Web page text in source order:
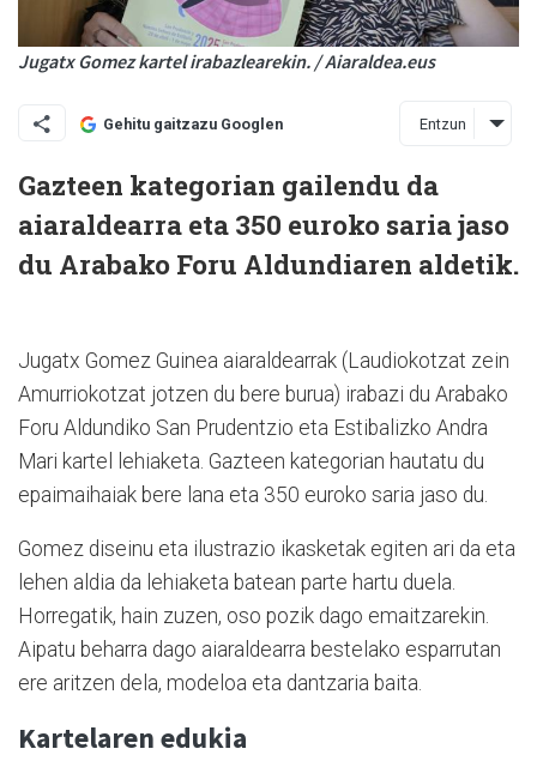
Jugatx Gomez kartel irabazlearekin. / Aiaraldea.eus
Gehitu gaitzazu Googlen Entzun
Gazteen kategorian gailendu da
aiaraldearra eta 350 euroko saria jaso
du Arabako Foru Aldundiaren aldetik.
Jugatx Gomez Guinea aiaraldearrak (Laudiokotzat zein
Amurriokotzat jotzen du bere burua) irabazi du Arabako
Foru Aldundiko San Prudentzio eta Estibalizko Andra
Mari kartel lehiaketa. Gazteen kategorian hautatu du
epaimaihaiak bere lana eta 350 euroko saria jaso du.
Gomez diseinu eta ilustrazio ikasketak egiten ari da eta
lehen aldia da lehiaketa batean parte hartu duela.
Horregatik, hain zuzen, oso pozik dago emaitzarekin.
Aipatu beharra dago aiaraldearra bestelako esparrutan
ere aritzen dela, modeloa eta dantzaria baita.
Kartelaren edukia